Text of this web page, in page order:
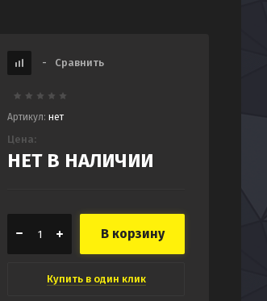
- Сравнить
Артикул: нет
Цена:
НЕТ В НАЛИЧИИ
В корзину
Купить в один клик